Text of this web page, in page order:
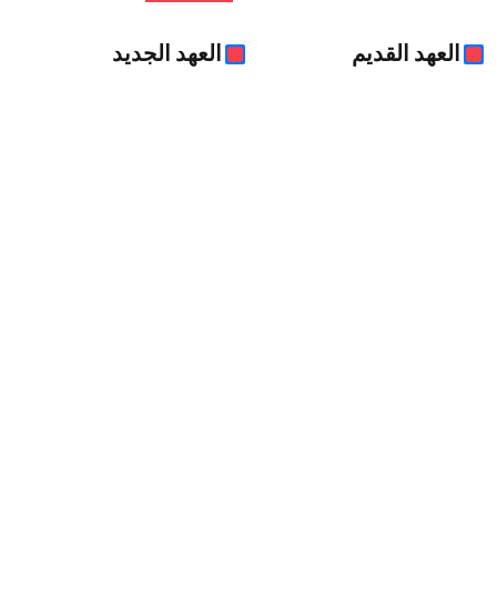
العهد القديم العهد الجديد